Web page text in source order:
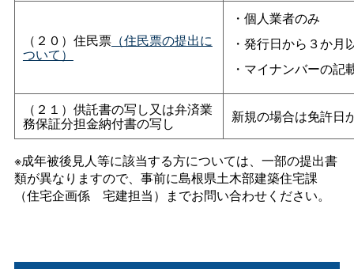
（２０）住民票（住民票の提出に
ついて）
・個人業者のみ
・発行日から３か月
・マイナンバーの記
（２１）供託書の写し又は弁済業
務保証分担金納付書の写し 新規の場合は免許日
※成年被後見人等に該当する方については、一部の提出書
類が異なりますので、事前に島根県土木部建築住宅課
（住宅企画係 宅建担当）までお問い合わせください。